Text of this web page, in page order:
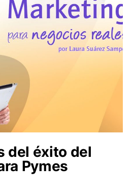
del éxito del
Pymes